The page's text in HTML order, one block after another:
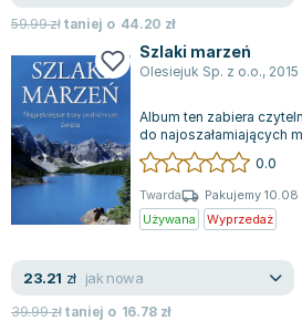
Aleksander Puszkin
Małgorzata Ohme
Maddie Ziegler
Leszek Czarnecki
Joanna Racewicz
Maria Seweryn
Janina Zającówna
Anna Prus (oprac.)
Nela Mała Reporterka
59.99złtaniej o 44.20 zł
Szlaki marzeń
Olesiejuk Sp. z o.o., 2015
Album ten zabiera
do najoszałamiających
Wędrując przez jego
0.0
Twarda
Pakujemy 10.08
Używana
Wyprzedaż
23.21 zł jak nowa
39.99złtaniej o 16.78 zł